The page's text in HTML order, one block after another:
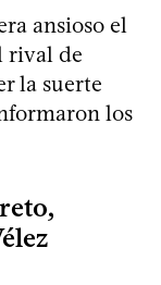
ansioso el
rival de
la suerte
los